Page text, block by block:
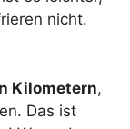
nicht.
Kilometern,
Das ist